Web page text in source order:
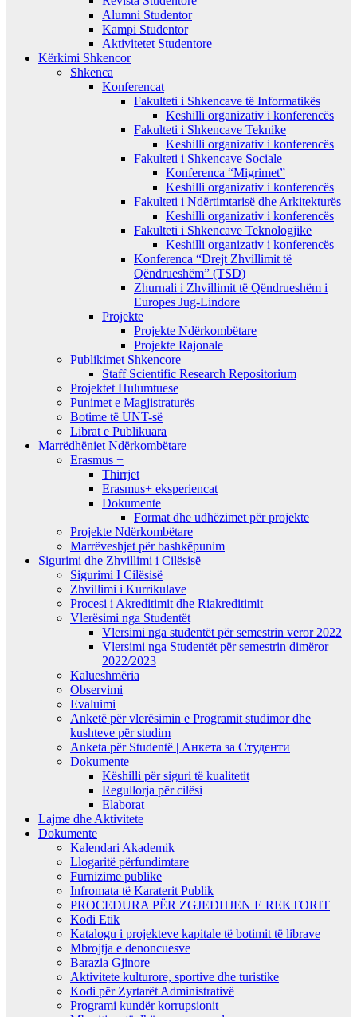
Alumni Studentor
Kampi Studentor
Aktivitetet Studentore
Kërkimi Shkencor
Shkenca
Konferencat
Fakulteti i Shkencave të Informatikës
Keshilli organizativ i konferencës
Fakulteti i Shkencave Teknike
Keshilli organizativ i konferencës
Fakulteti i Shkencave Sociale
Konferenca “Migrimet”
Keshilli organizativ i konferencës
Fakulteti i Ndërtimtarisë dhe Arkitekturës
Keshilli organizativ i konferencës
Fakulteti i Shkencave Teknologjike
Keshilli organizativ i konferencës
Konferenca “Drejt Zhvillimit të
Qëndrueshëm” (TSD)
Zhurnali i Zhvillimit të Qëndrueshëm i
Europes Jug-Lindore
Projekte
Projekte Ndërkombëtare
Projekte Rajonale
Publikimet Shkencore
Staff Scientific Research Repositorium
Projektet Hulumtuese
Punimet e Magjistraturës
Botime të UNT-së
Librat e Publikuara
Marrëdhëniet Ndërkombëtare
Erasmus +
Thirrjet
Erasmus+ eksperiencat
Dokumente
Format dhe udhëzimet për projekte
Projekte Ndërkombëtare
Marrëveshjet për bashkëpunim
Sigurimi dhe Zhvillimi i Cilësisë
Sigurimi I Cilësisë
Zhvillimi i Kurrikulave
Procesi i Akreditimit dhe Riakreditimit
Vlerësimi nga Studentët
Vlersimi nga studentët për semestrin veror 2022
Vlersimi nga Studentët për semestrin dimëror
2022/2023
Kalueshmëria
Observimi
Evaluimi
Anketë për vlerësimin e Programit studimor dhe
kushteve për studim
Anketa për Studentë | Анкета за Студенти
Dokumente
Këshilli për siguri të kualitetit
Regullorja për cilësi
Elaborat
Lajme dhe Aktivitete
Dokumente
Kalendari Akademik
Llogaritë përfundimtare
Furnizime publike
Infromata të Karaterit Publik
PROCEDURA PËR ZGJEDHJEN E REKTORIT
Kodi Etik
Katalogu i projekteve kapitale të botimit të librave
Mbrojtja e denoncuesve
Barazia Gjinore
Aktivitete kulturore, sportive dhe turistike
Kodi për Zyrtarët Administrativë
Programi kundër korrupsionit